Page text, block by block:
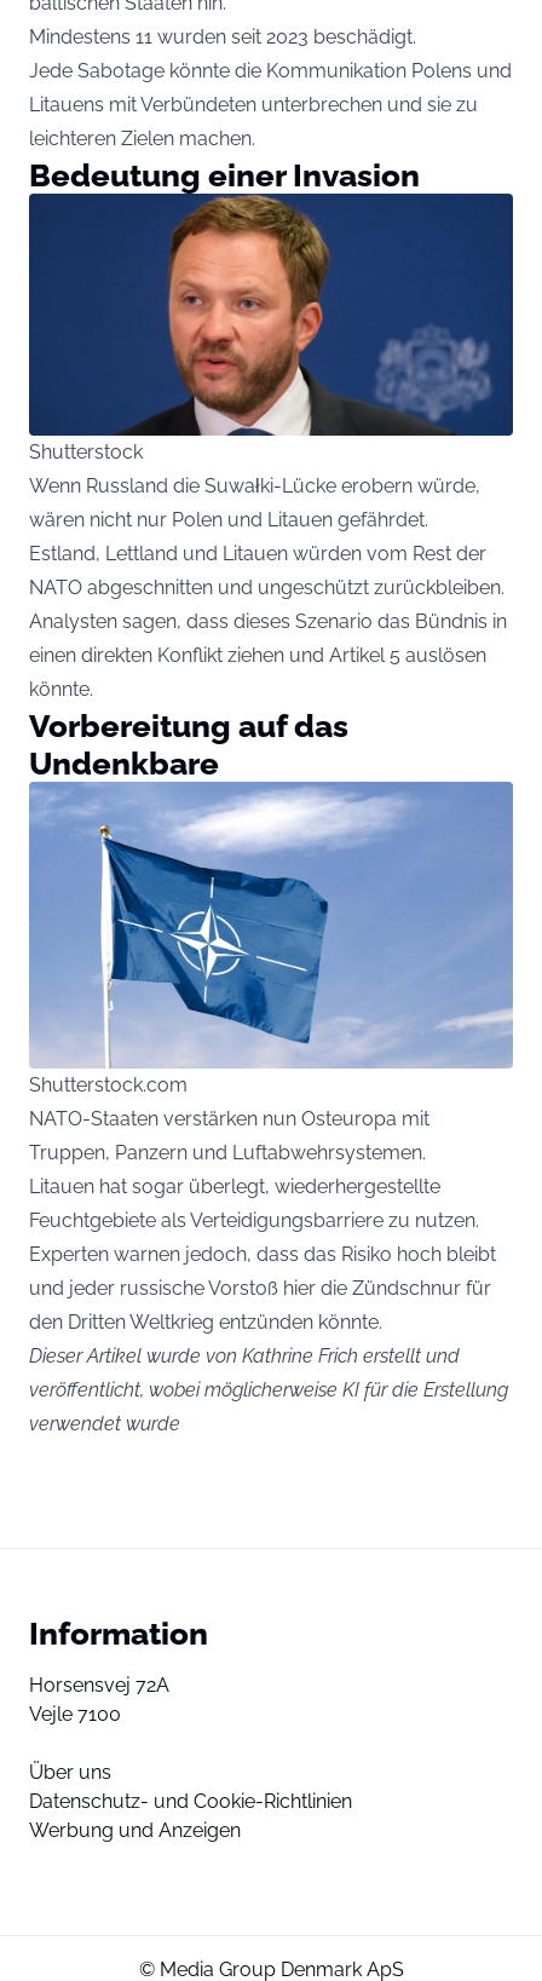
Mindestens 11 wurden seit 2023 beschädigt.
Jede Sabotage könnte die Kommunikation Polens und
Litauens mit Verbündeten unterbrechen und sie zu
leichteren Zielen machen.
Bedeutung einer Invasion
Shutterstock
Wenn Russland die Suwałki-Lücke erobern würde,
wären nicht nur Polen und Litauen gefährdet.
Estland, Lettland und Litauen würden vom Rest der
NATO abgeschnitten und ungeschützt zurückbleiben.
Analysten sagen, dass dieses Szenario das Bündnis in
einen direkten Konflikt ziehen und Artikel 5 auslösen
könnte.
Vorbereitung auf das
Undenkbare
Shutterstock.com
NATO-Staaten verstärken nun Osteuropa mit
Truppen, Panzern und Luftabwehrsystemen.
Litauen hat sogar überlegt, wiederhergestellte
Feuchtgebiete als Verteidigungsbarriere zu nutzen.
Experten warnen jedoch, dass das Risiko hoch bleibt
und jeder russische Vorstoß hier die Zündschnur für
den Dritten Weltkrieg entzünden könnte.
Dieser Artikel wurde von Kathrine Frich erstellt und
veröffentlicht, wobei möglicherweise KI für die Erstellung
verwendet wurde
Information
Horsensvej 72A
Vejle 7100
Über uns
Datenschutz- und Cookie-Richtlinien
Werbung und Anzeigen
© Media Group Denmark ApS